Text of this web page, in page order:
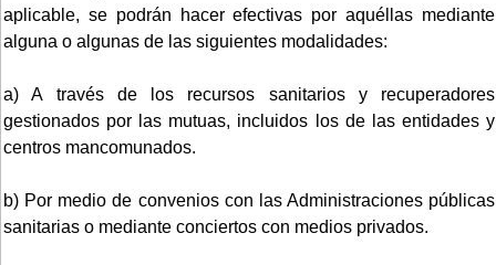
aplicable, se podrán hacer efectivas por aquéllas mediante
alguna o algunas de las siguientes modalidades:
a) A través de los recursos sanitarios y recuperadores
gestionados por las mutuas, incluidos los de las entidades y
centros mancomunados.
b) Por medio de convenios con las Administraciones públicas
sanitarias o mediante conciertos con medios privados.